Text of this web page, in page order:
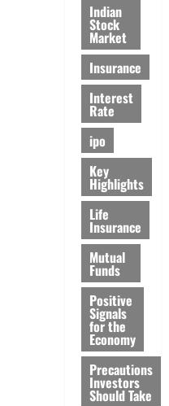
Indian
Stock
Market
Insurance
Interest
Rate
ipo
Key
Highlights
Life
Insurance
Mutual
Funds
Positive
Signals
for the
Economy
Precautions
Investors
Should Take